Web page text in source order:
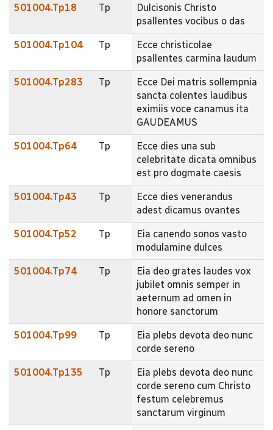
501004.Tp18 Tp
Dulcisonis Christo
psallentes vocibus o das
501004.Tp104 Tp
Ecce christicolae
psallentes carmina laudum
501004.Tp283 Tp
Ecce Dei matris sollempnia
sancta colentes laudibus
eximiis voce canamus ita
GAUDEAMUS
501004.Tp64 Tp
Ecce dies una sub
celebritate dicata omnibus
est pro dogmate caesis
501004.Tp43 Tp
Ecce dies venerandus
adest dicamus ovantes
501004.Tp52 Tp
Eia canendo sonos vasto
modulamine dulces
501004.Tp74 Tp
Eia deo grates laudes vox
jubilet omnis semper in
aeternum ad omen in
honore sanctorum
501004.Tp99 Tp
Eia plebs devota deo nunc
corde sereno
501004.Tp135 Tp
Eia plebs devota deo nunc
corde sereno cum Christo
festum celebremus
sanctarum virginum